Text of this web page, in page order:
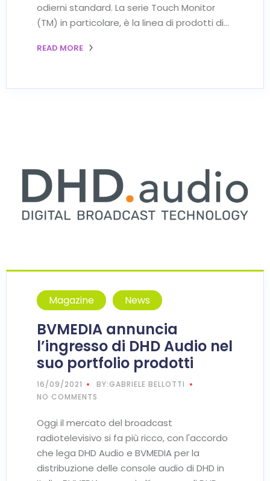
odierni standard. La serie Touch Monitor
(TM) in particolare, è la linea di prodotti di…
READ MORE
Magazine News
BVMEDIA annuncia
l’ingresso di DHD Audio nel
suo portfolio prodotti
16/09/2021
BY:GABRIELE BELLOTTI
NO COMMENTS
Oggi il mercato del broadcast
radiotelevisivo si fa più ricco, con l'accordo
che lega DHD Audio e BVMEDIA per la
distribuzione delle console audio di DHD in